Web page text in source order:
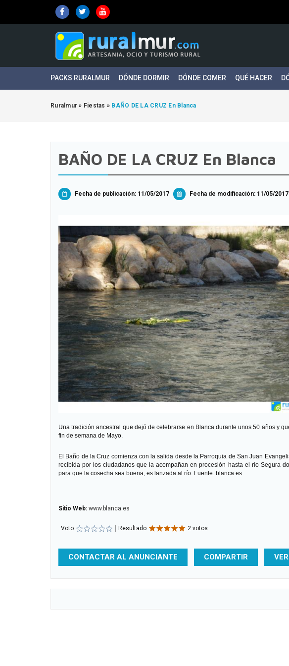
PACKS RURALMUR DÓNDE DORMIR DÓNDE COMER QUÉ HACER
Ruralmur » Fiestas » BAÑO DE LA CRUZ En Blanca
BAÑO DE LA CRUZ En Blanca
Fecha de publicación: 11/05/2017 Fecha de modificación: 11/05/2017
Una tradición ancestral que dejó de celebrarse en Blanca durante unos 50 años y
fin de semana de Mayo.
El Baño de la Cruz comienza con la salida desde la Parroquia de San Juan
recibida por los ciudadanos que la acompañan en procesión hasta el río Segura
para que la cosecha sea buena, es lanzada al río. Fuente: blanca.es
Sitio Web: www.blanca.es
Voto Resultado 2 votos
CONTACTAR AL ANUNCIANTE COMPARTIR